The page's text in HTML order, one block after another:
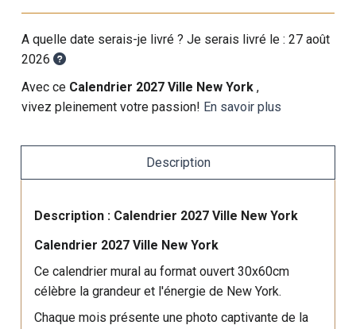
A quelle date serais-je livré ? Je serais livré le :27 août
2026
Avec ce Calendrier 2027 Ville New York,
vivez pleinement votre passion! En savoir plus
Description
Description : Calendrier 2027 Ville New York
Calendrier 2027 Ville New York
Ce calendrier mural au format ouvert 30x60cm
célèbre la grandeur et l'énergie de New York.
Chaque mois présente une photo captivante de la